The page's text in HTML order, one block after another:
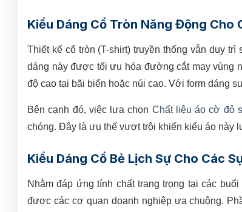
Kiểu Dáng Cổ Tròn Năng Động Cho
Thiết kế cổ tròn (T-shirt) truyền thống vẫn duy
dáng này được tối ưu hóa đường cắt may vùng
độ cao tại bãi biển hoặc núi cao. Với form dáng
Bên cạnh đó, việc lựa chọn Chất liệu áo cờ đỏ
chóng. Đây là ưu thế vượt trội khiến kiểu áo này
Kiểu Dáng Cổ Bẻ Lịch Sự Cho Các
Nhằm đáp ứng tính chất trang trọng tại các
được các cơ quan doanh nghiệp ưa chuộng.